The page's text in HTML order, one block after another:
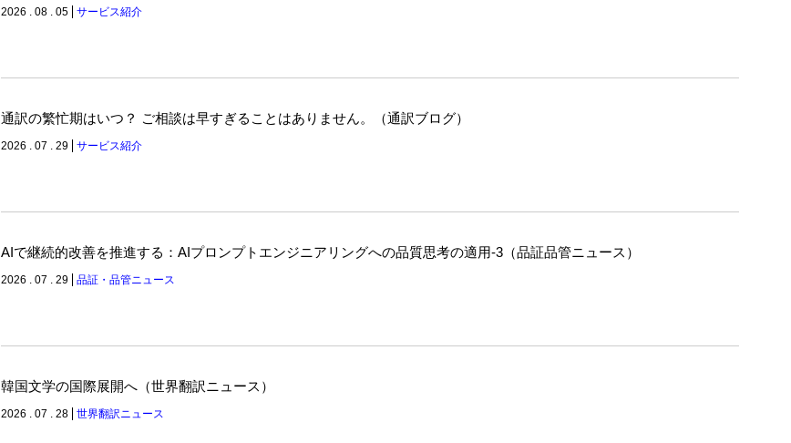
2026 . 08 . 05 サービス紹介
通訳の繁忙期はいつ？ ご相談は早すぎることはありません。（通訳ブログ）
2026 . 07 . 29 サービス紹介
AIで継続的改善を推進する：AIプロンプトエンジニアリングへの品質思考の適用-3（品証品管ニュース）
2026 . 07 . 29 品証・品管ニュース
韓国文学の国際展開へ（世界翻訳ニュース）
2026 . 07 . 28 世界翻訳ニュース